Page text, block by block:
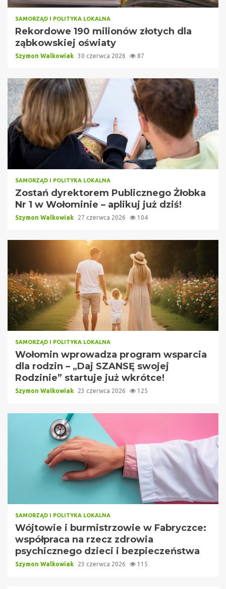
SAMORZĄD I POLITYKA LOKALNA
Rekordowe 190 milionów złotych dla
ząbkowskiej oświaty
Szymon Walkowiak 30 czerwca 2026 87
SAMORZĄD I POLITYKA LOKALNA
Zostań dyrektorem Publicznego Żłobka
Nr 1 w Wołominie – aplikuj już dziś!
Szymon Walkowiak 27 czerwca 2026 104
SAMORZĄD I POLITYKA LOKALNA
Wołomin wprowadza program wsparcia
dla rodzin – „Daj SZANSĘ swojej
Rodzinie” startuje już wkrótce!
Szymon Walkowiak 23 czerwca 2026 125
SAMORZĄD I POLITYKA LOKALNA
Wójtowie i burmistrzowie w Fabryczce:
współpraca na rzecz zdrowia
psychicznego dzieci i bezpieczeństwa
Szymon Walkowiak 23 czerwca 2026 115